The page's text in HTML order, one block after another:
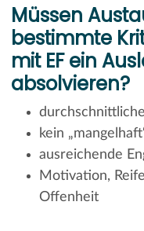
Müssen
bestimmte
mit EF ein
absolvieren?
kein
ausreichende
Motivation,
Offenheit